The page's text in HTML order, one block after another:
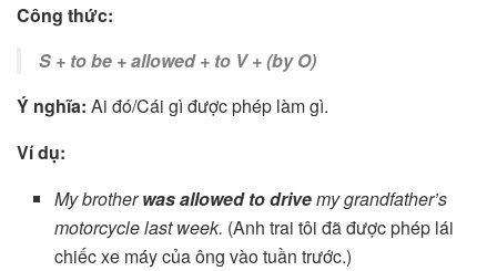
Công thức:
S + to be + allowed + to V + (by O)
Ý nghĩa: Ai đó/Cái gì được phép làm gì.
Ví dụ:
My brotherwas allowed to drivemy grandfather’s
motorcycle last week. (Anh trai tôi đã được phép lái
chiếc xe máy của ông vào tuần trước.)